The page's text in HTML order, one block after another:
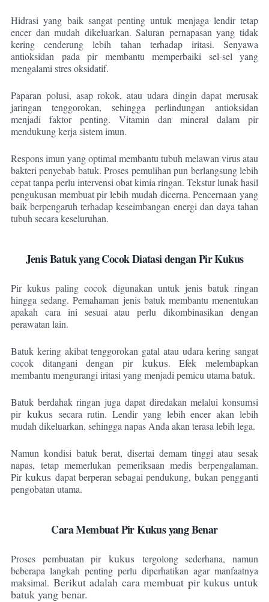
Hidrasi yang baik sangat penting untuk menjaga lendir tetap
encer dan mudah dikeluarkan. Saluran pernapasan yang tidak
kering cenderung lebih tahan terhadap iritasi. Senyawa
antioksidan pada pir membantu memperbaiki sel-sel yang
mengalami stres oksidatif.
Paparan polusi, asap rokok, atau udara dingin dapat merusak
jaringan tenggorokan, sehingga perlindungan antioksidan
menjadi faktor penting. Vitamin dan mineral dalam pir
mendukung kerja sistem imun.
Respons imun yang optimal membantu tubuh melawan virus atau
bakteri penyebab batuk. Proses pemulihan pun berlangsung lebih
cepat tanpa perlu intervensi obat kimia ringan. Tekstur lunak hasil
pengukusan membuat pir lebih mudah dicerna. Pencernaan yang
baik berpengaruh terhadap keseimbangan energi dan daya tahan
tubuh secara keseluruhan.
Jenis Batuk yang Cocok Diatasi dengan Pir Kukus
Pir kukus paling cocok digunakan untuk jenis batuk ringan
hingga sedang. Pemahaman jenis batuk membantu menentukan
apakah cara ini sesuai atau perlu dikombinasikan dengan
perawatan lain.
Batuk kering akibat tenggorokan gatal atau udara kering sangat
cocok ditangani dengan pir kukus. Efek melembapkan
membantu mengurangi iritasi yang menjadi pemicu utama batuk.
Batuk berdahak ringan juga dapat diredakan melalui konsumsi
pir kukussecara rutin. Lendir yang lebih encer akan lebih
mudah dikeluarkan, sehingga napas Anda akan terasa lebih lega.
Namun kondisi batuk berat, disertai demam tinggi atau sesak
napas, tetap memerlukan pemeriksaan medis berpengalaman.
Pirkukus dapat berperan sebagai pendukung, bukan pengganti
pengobatan utama.
Cara Membuat Pir Kukus yang Benar
Proses pembuatan pir kukus tergolong sederhana, namun
beberapa langkah penting perlu diperhatikan agar manfaatnya
maksimal. Berikut adalah cara membuat pir kukus untuk
batuk yang benar.